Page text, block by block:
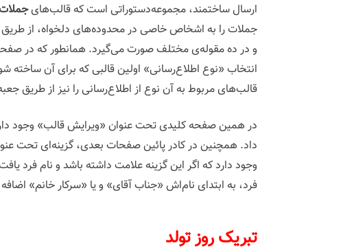
ارسال ساختمند، مجموعه‌دستوراتی است که قالب‌های
جملات را به اشخاص خاصی در محدوده‌های دلخواه، از طریق
و در ده مقوله‌ی مختلف صورت می‌گیرد. همانطور که در
انتخاب «نوع اطلاع‌رسانی» اولین قالبی که برای آن
قالب‌های مربوط به آن نوع از اطلاع‌رسانی را نیز از طریق
در همین صفحه کلیدی تحت عنوان «ویرایش قالب» وجود
داد. همچنین در کادر پائین صفحات بعدی، گزینه‌ای تحت
وجود دارد که اگر این گزینه علامت داشته باشد و نام فرد
فرد، به ابتدای نام‌اش «جناب آقای» و یا «سرکار خانم»
‌تبریک روز تولد